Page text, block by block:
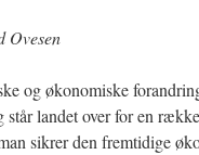
Ovesen
og økonomiske
står landet over for en
sikrer den fremtidige